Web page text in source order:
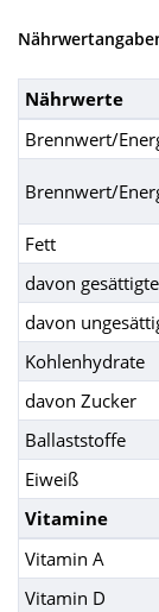
Nährwerte
Brennwert/
Brennwert/
Fett
davon
davon
Kohlenhydrate
davon Zucker
Ballaststoffe
Eiweiß
Vitamine
Vitamin A
Vitamin D